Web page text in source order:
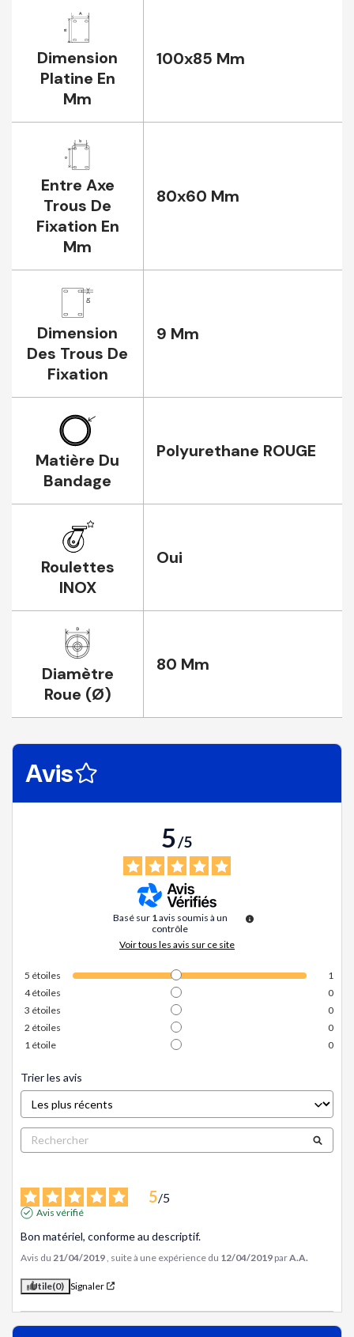
Dimension
Platine En
Mm
100x85 Mm
Entre Axe
Trous De
Fixation En
Mm
80x60 Mm
Dimension
Des Trous De
Fixation
9 Mm
Matière Du
Bandage
Polyurethane ROUGE
Roulettes
INOX
Oui
Diamètre
Roue (Ø)
80 Mm
Avis
5/5
Basé sur 1 avis soumis à un
contrôle
Voir tous les avis sur ce site
5 étoiles
1
4étoiles
0
3 étoiles
0
2 étoiles
0
1 étoile 0
Trier les avis
5/5
Avis vérifié
Bon matériel, conforme au descriptif.
Avis du 21/04/2019 , suite à une expérience du 12/04/2019 parA.A.
Utile(0) Signaler